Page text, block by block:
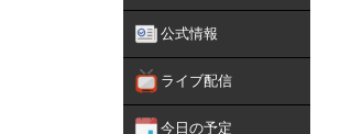
公式情報
ライブ配信
今日の予定